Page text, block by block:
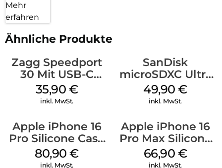
Mehr
erfahren
Ähnliche Produkte
Zagg Speedport
30 Mit USB-C
Kabel Weiß
35,90 €
inkl. MwSt.
SanDisk
microSDXC Ultra
128 GB + Adapter
Mobile
49,90€
inkl. MwSt.
Apple iPhone 16
Pro Silicone Case
MagSafe Stone
Gray
80,90€
inkl. MwSt.
Apple iPhone 16
Pro Max Silicone
Case MagSafe
Black
66,90 €
inkl. MwSt.